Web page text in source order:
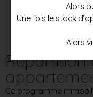
Répartition
Ce programme
Alors
Une fois le stock
Alors